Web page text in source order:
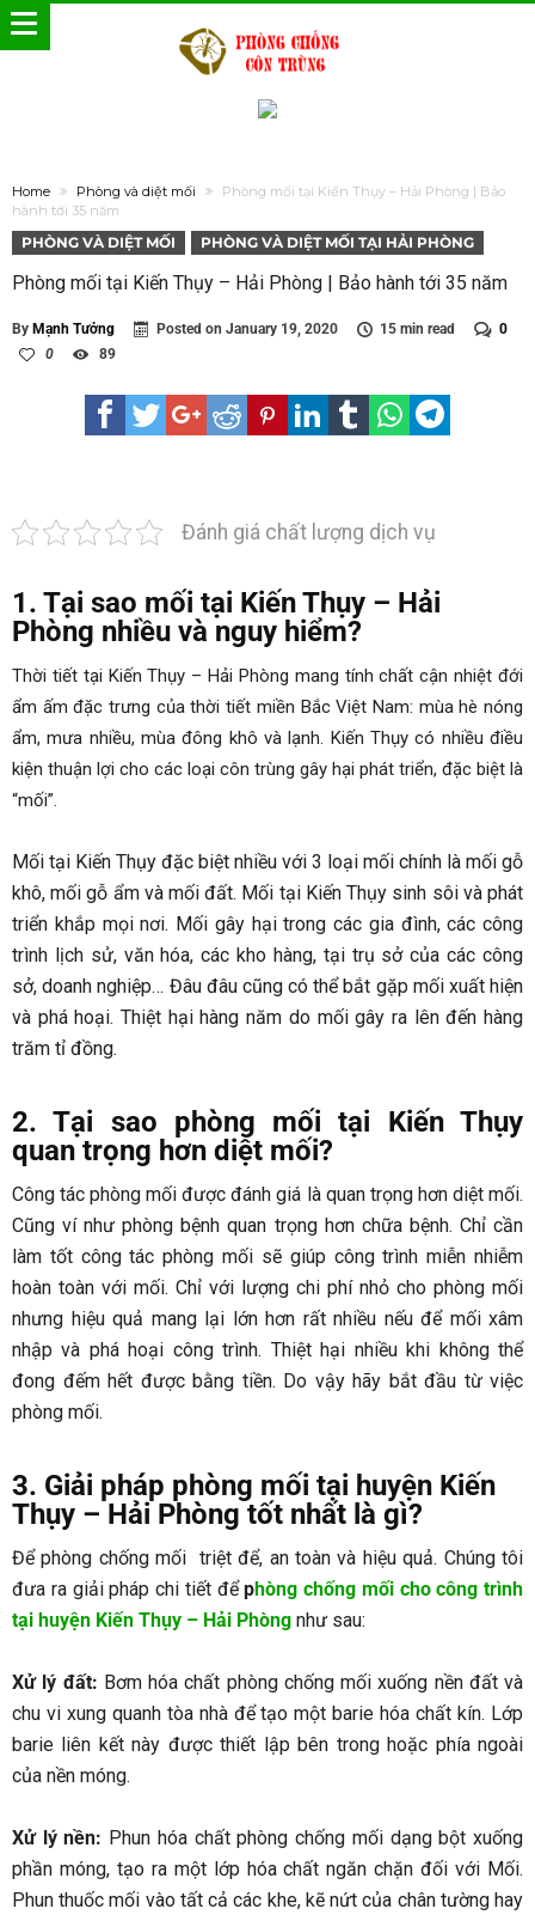
Home Phòng và diệt mối
Phòng mối tại Kiến Thụy – Hải Phòng | Bảo
hành tới 35 năm
PHÒNG VÀ DIỆT MỐI PHÒNG VÀ DIỆT MỐI TẠI HẢI PHÒNG
Phòng mối tại Kiến Thụy – Hải Phòng | Bảo hành tới 35 năm
By Mạnh Tưởng Posted on January 19, 2020 15 min read
0
0
89
Đánh giá chất lượng dịch vụ
1. Tại sao mối tại Kiến Thụy – Hải
Phòng nhiều và nguy hiểm?
Thời tiết tại Kiến Thụy – Hải Phòng mang tính chất cận nhiệt đới
ẩm ấm đặc trưng của thời tiết miền Bắc Việt Nam: mùa hè nóng
ẩm, mưa nhiều, mùa đông khô và lạnh. Kiến Thụy có nhiều điều
kiện thuận lợi cho các loại côn trùng gây hại phát triển, đặc biệt là
“mối”.
Mối tại Kiến Thụy đặc biệt nhiều với 3 loại mối chính là mối gỗ
khô, mối gỗ ẩm và mối đất. Mối tại Kiến Thụy sinh sôi và phát
triển khắp mọi nơi. Mối gây hại trong các gia đình, các công
trình lịch sử, văn hóa, các kho hàng, tại trụ sở của các công
sở, doanh nghiệp… Đâu đâu cũng có thể bắt gặp mối xuất hiện
và phá hoại. Thiệt hại hàng năm do mối gây ra lên đến hàng
trăm tỉ đồng.
2. Tại sao phòng mối tại Kiến Thụy
quan trọng hơn diệt mối?
Công tác phòng mối được đánh giá là quan trọng hơn diệt mối.
Cũng ví như phòng bệnh quan trọng hơn chữa bệnh. Chỉ cần
làm tốt công tác phòng mối sẽ giúp công trình miễn nhiễm
hoàn toàn với mối. Chỉ với lượng chi phí nhỏ cho phòng mối
nhưng hiệu quả mang lại lớn hơn rất nhiều nếu để mối xâm
nhập và phá hoại công trình. Thiệt hại nhiều khi không thể
đong đếm hết được bằng tiền. Do vậy hãy bắt đầu từ việc
phòng mối.
3. Giải pháp phòng mối tại huyện Kiến
Thụy – Hải Phòng tốt nhất là gì?
Để phòng chống mối triệt để, an toàn và hiệu quả. Chúng tôi
đưa ra giải pháp chi tiết đểphòng chống mối cho công trình
tại huyện Kiến Thụy – Hải Phòng như sau:
Xử lý đất: Bơm hóa chất phòng chống mối xuống nền đất và
chu vi xung quanh tòa nhà để tạo một barie hóa chất kín. Lớp
barie liên kết này được thiết lập bên trong hoặc phía ngoài
của nền móng.
Xử lý nền: Phun hóa chất phòng chống mối dạng bột xuống
phần móng, tạo ra một lớp hóa chất ngăn chặn đối với Mối.
Phun thuốc mối vào tất cả các khe, kẽ nứt của chân tường hay